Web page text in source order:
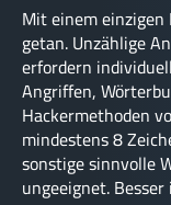
Mit einem
getan. Unzählige
erfordern
Angriffen,
Hackermethoden
mindestens 8
sonstige sinnvolle
ungeeignet.